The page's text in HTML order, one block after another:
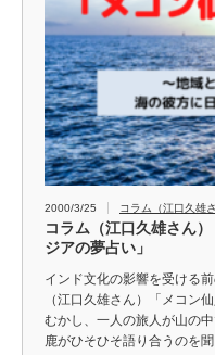
2000/3/25 コラム（江口久雄
コラム（江口久雄さん
ジアの夢占い」
インド文化の影響を受ける
（江口久雄さん）「メコン
むかし、一人の旅人が山の
鹿がひそひそ語り合うのを